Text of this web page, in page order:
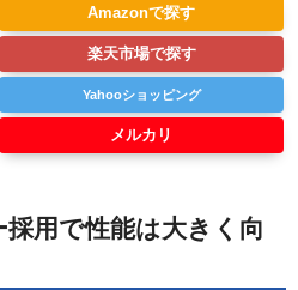
Amazonで探す
楽天市場で探す
Yahooショッピング
メルカリ
用で性能は大きく向